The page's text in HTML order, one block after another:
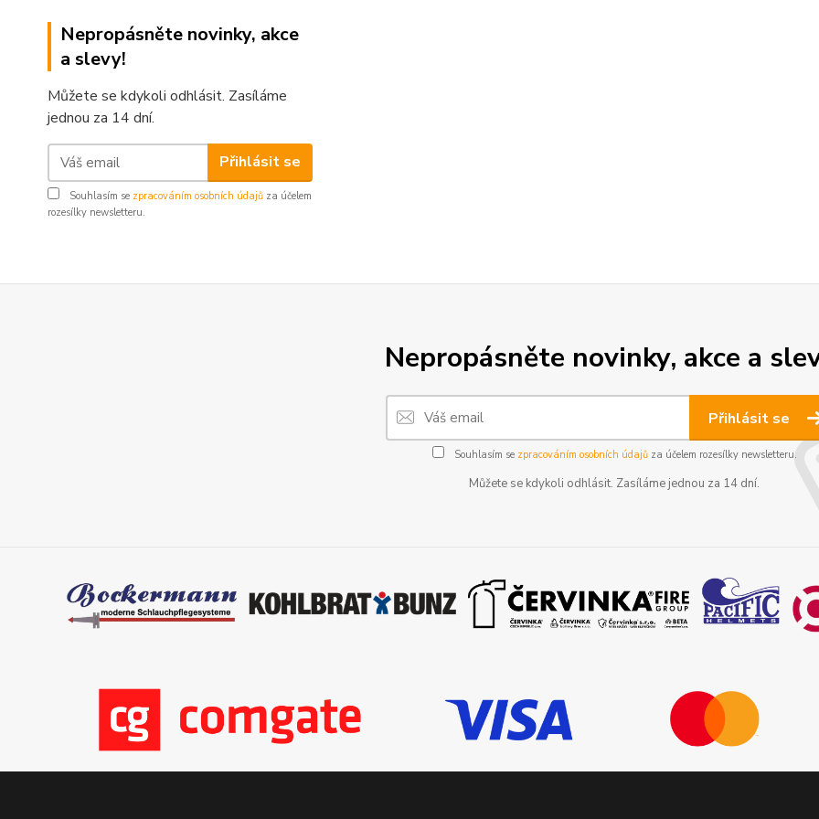
Nepropásněte novinky, akce
a slevy!
Můžete se kdykoli odhlásit. Zasíláme
jednou za 14 dní.
Přihlásit se
Souhlasím se zpracováním osobních údajů za účelem
rozesílky newsletteru.
Nepropásněte novinky, akce a
Přihlásit se
Souhlasím se zpracováním osobních údajůza účelem rozesílky newsletteru.
Můžete se kdykoli odhlásit. Zasíláme jednou za 14 dní.